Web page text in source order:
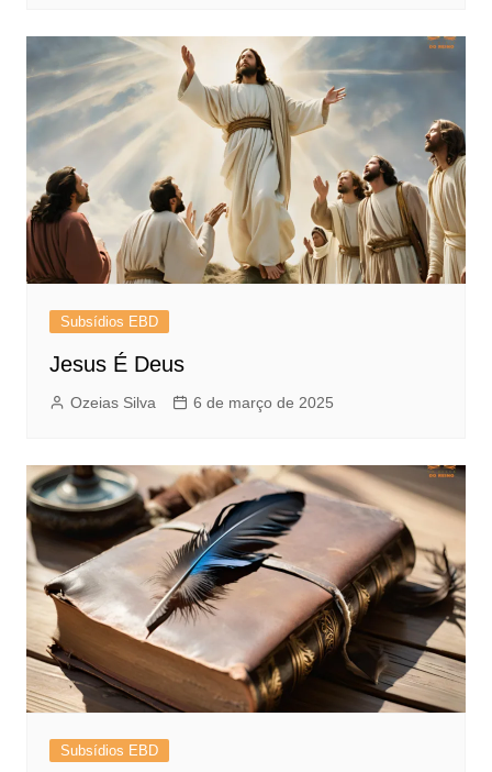
Subsídios EBD
Jesus É Deus
Ozeias Silva 6 de março de 2025
Subsídios EBD